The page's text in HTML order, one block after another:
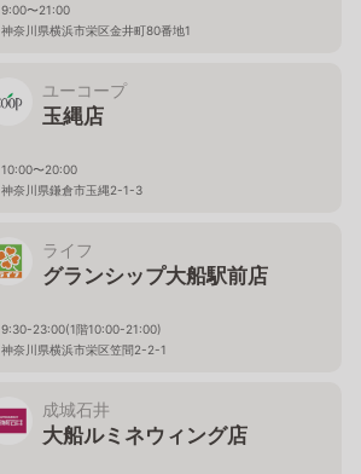
9:00〜21:00
神奈川県横浜市栄区金井町80番地1
ユーコープ
玉縄店
10:00〜20:00
神奈川県鎌倉市玉縄2-1-3
ライフ
グランシップ大船駅前店
9:30-23:00(1階10:00-21:00)
神奈川県横浜市栄区笠間2-2-1
成城石井
大船ルミネウィング店